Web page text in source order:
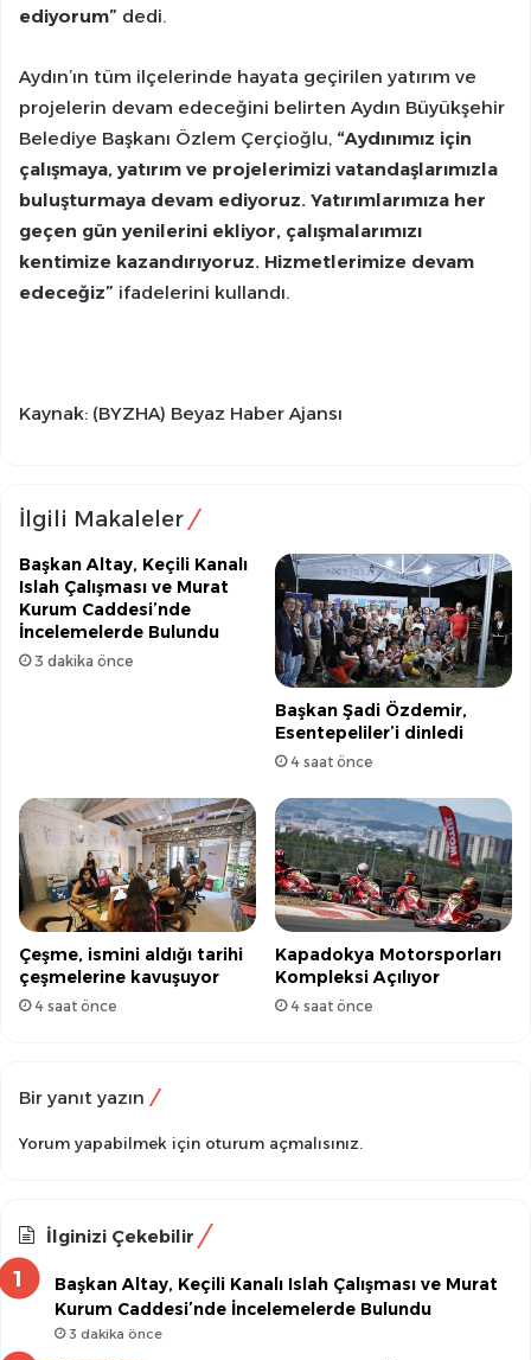
ediyorum” dedi.
Aydın’ın tüm ilçelerinde hayata geçirilen yatırım ve
projelerin devam edeceğini belirten Aydın Büyükşehir
Belediye Başkanı Özlem Çerçioğlu, “Aydınımız için
çalışmaya, yatırım ve projelerimizi vatandaşlarımızla
buluşturmaya devam ediyoruz. Yatırımlarımıza her
geçen gün yenilerini ekliyor, çalışmalarımızı
kentimize kazandırıyoruz. Hizmetlerimize devam
edeceğiz” ifadelerini kullandı.
Kaynak: (BYZHA) Beyaz Haber Ajansı
İlgili Makaleler
Başkan Altay, Keçili Kanalı
Islah Çalışması ve Murat
Kurum Caddesi’nde
İncelemelerde Bulundu
3 dakika önce
Başkan Şadi Özdemir,
Esentepeliler’i dinledi
4 saat önce
Çeşme, ismini aldığı tarihi
çeşmelerine kavuşuyor
4 saat önce
Kapadokya Motorsporları
Kompleksi Açılıyor
4 saat önce
Bir yanıt yazın
Yorum yapabilmek için oturum açmalısınız
İlginizi Çekebilir
Başkan Altay, Keçili Kanalı Islah Çalışması ve Murat
Kurum Caddesi’nde İncelemelerde Bulundu
3 dakika önce